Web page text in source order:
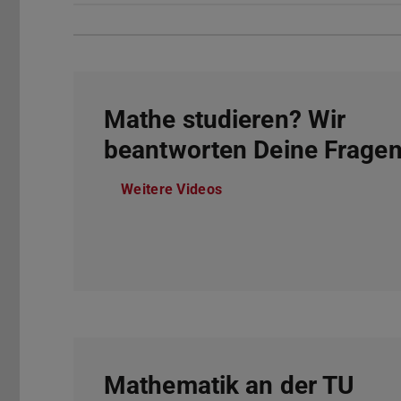
Mathe studieren? Wir
beantworten Deine
Weitere Videos
Mathematik an der TU